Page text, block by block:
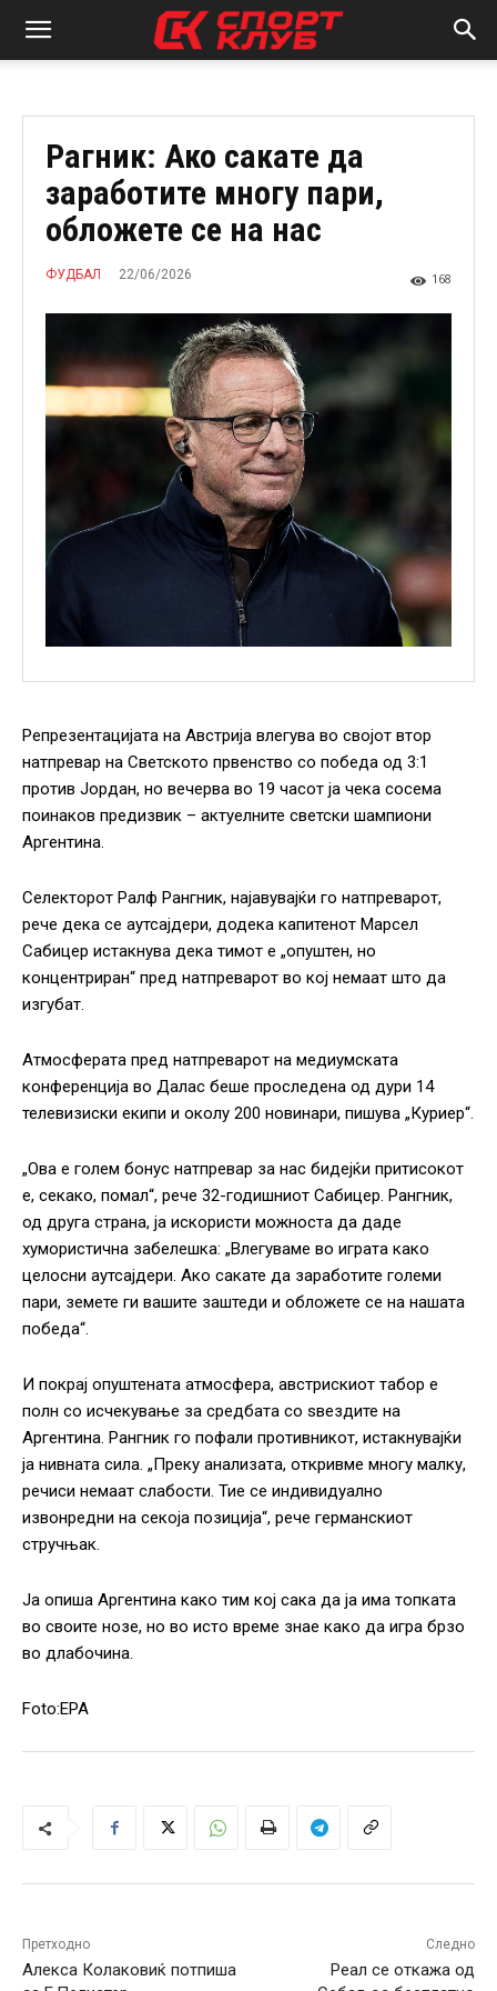
Рагник: Ако сакате да
заработите многу пари,
обложете се на нас
ФУДБАЛ 22/06/2026 168
Репрезентацијата на Австрија влегува во својот втор
натпревар на Светското првенство со победа од 3:1
против Јордан, но вечерва во 19 часот ја чека сосема
поинаков предизвик – актуелните светски шампиони
Аргентина.
Селекторот Ралф Рангник, најавувајќи го натпреварот,
рече дека се аутсајдери, додека капитенот Марсел
Сабицер истакнува дека тимот е „опуштен, но
концентриран“ пред натпреварот во кој немаат што да
изгубат.
Атмосферата пред натпреварот на медиумската
конференција во Далас беше проследена од дури 14
телевизиски екипи и околу 200 новинари, пишува „Куриер“.
„Ова е голем бонус натпревар за нас бидејќи притисокот
е, секако, помал“, рече 32-годишниот Сабицер. Рангник,
од друга страна, ја искористи можноста да даде
хумористична забелешка: „Влегуваме во играта како
целосни аутсајдери. Ако сакате да заработите големи
пари, земете ги вашите заштеди и обложете се на нашата
победа“.
И покрај опуштената атмосфера, австрискиот табор е
полн со исчекување за средбата со ѕвездите на
Аргентина. Рангник го пофали противникот, истакнувајќи
ја нивната сила. „Преку анализата, откривме многу малку,
речиси немаат слабости. Тие се индивидуално
извонредни на секоја позиција“, рече германскиот
стручњак.
Ја опиша Аргентина како тим кој сака да ја има топката
во своите нозе, но во исто време знае како да игра брзо
во длабочина.
Foto:EPA
Претходно
Алекса Колаковиќ потпиша
Следно
Реал се откажа од